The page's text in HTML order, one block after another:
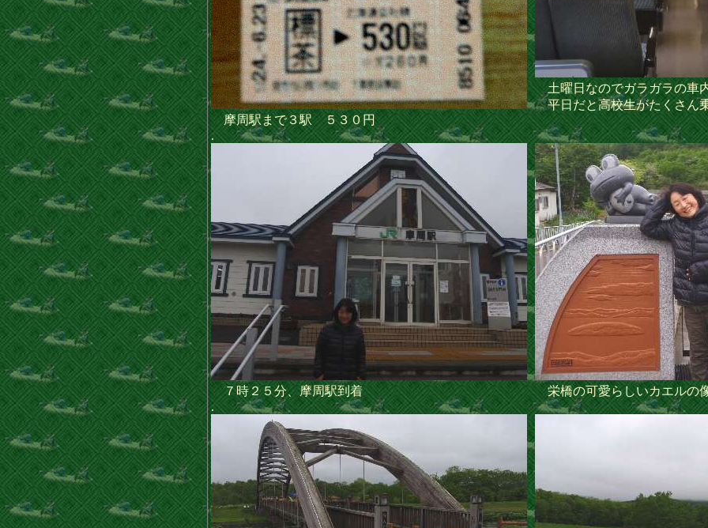
摩周駅まで３駅 ５３０円
.
土曜日なのでガラガラの車
平日だと高校生がたくさん
７時２５分、摩周駅到着
.
栄橋の可愛らしいカエルの